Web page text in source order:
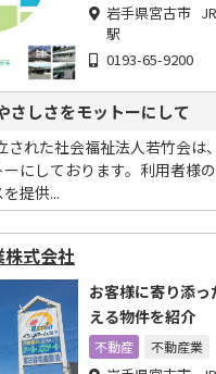
岩手県宮古市
駅
0193-65-9200
さしさをモットーにして
された社会福祉法人若竹会は
ーにしております。利用者様
提供...
株式会社
お客様に寄り添
える物件を紹介
不動産 不動産業